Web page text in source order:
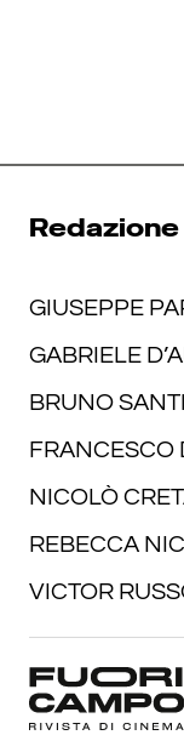
Redazione
GIUSEPPE
GABRIELE
BRUNO
FRANCESCO
NICOLÒ
REBECCA
VICTOR